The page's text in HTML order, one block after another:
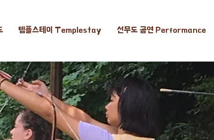
템플스테이 Templestay 선무도 공연 Performance